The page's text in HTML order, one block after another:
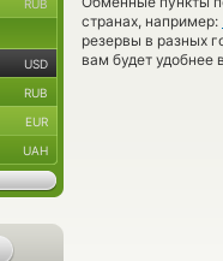
странах, например:
резервы в разных
вам будет удобнее
RUB
USD
RUB
EUR
UAH